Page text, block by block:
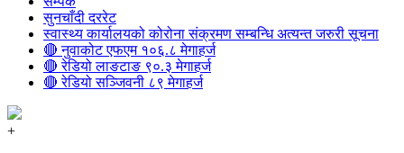
सुनचाँदी दररेट
स्वास्थ्य कार्यालयको कोरोना संक्रमण सम्बन्धि अत्यन्त जरुरी सूचना
🔴 नुवाकोट एफएम १०६.८ मेगाहर्ज
🔴 रेडियो लाङटाङ ९०.३ मेगाहर्ज
🔴 रेडियो सञ्जिवनी ८९ मेगाहर्ज
+